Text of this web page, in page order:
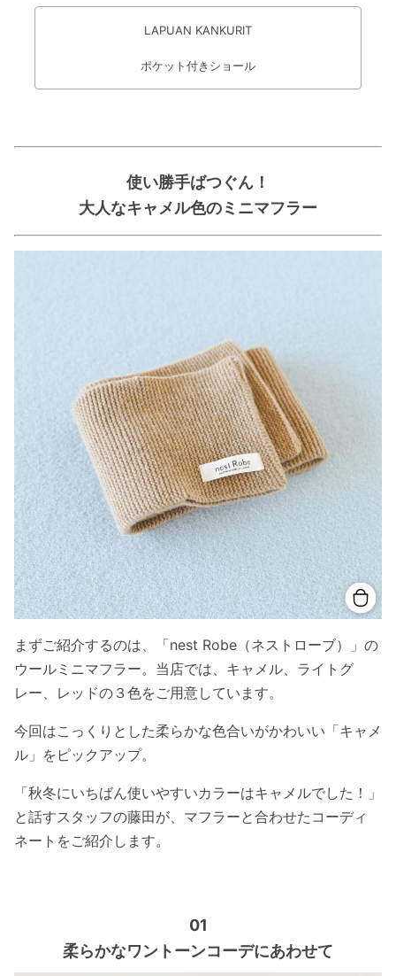
LAPUAN KANKURIT
ポケット付きショール
使い勝手ばつぐん！
大人なキャメル色のミニマフラー
まずご紹介するのは、「nest Robe（ネストローブ）」の
ウールミニマフラー。当店では、キャメル、ライトグ
レー、レッドの３色をご用意しています。
今回はこっくりとした柔らかな色合いがかわいい「キャメ
ル」をピックアップ。
「秋冬にいちばん使いやすいカラーはキャメルでした！」
と話すスタッフの藤田が、マフラーと合わせたコーディ
ネートをご紹介します。
01
柔らかなワントーンコーデにあわせて